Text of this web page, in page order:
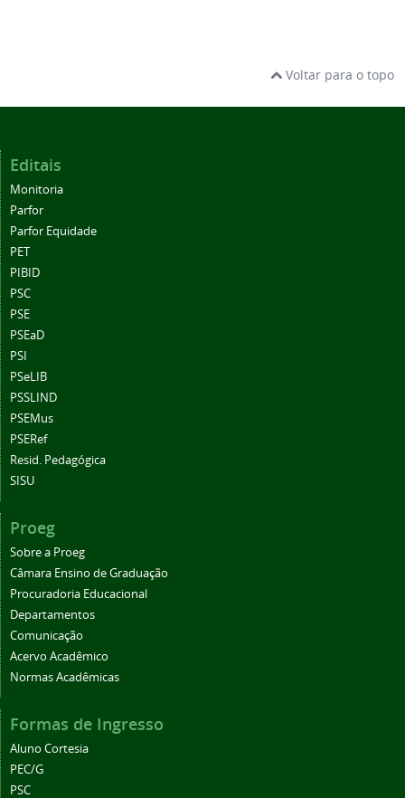
Voltar para o topo
Editais
Monitoria
Parfor
Parfor Equidade
PET
PIBID
PSC
PSE
PSEaD
PSI
PSeLIB
PSSLIND
PSEMus
PSERef
Resid. Pedagógica
SISU
Proeg
Sobre a Proeg
Câmara Ensino de Graduação
Procuradoria Educacional
Departamentos
Comunicação
Acervo Acadêmico
Normas Acadêmicas
Formas de Ingresso
Aluno Cortesia
PEC/G
PSC